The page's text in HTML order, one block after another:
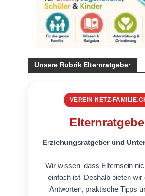
Unsere Rubrik Elternratgeber
VEREIN NETZ-
Erziehungsratgeber und
Wir wissen, dass Elternsein
einfach ist. Deshalb bieten wir
Antworten, praktische Tipps